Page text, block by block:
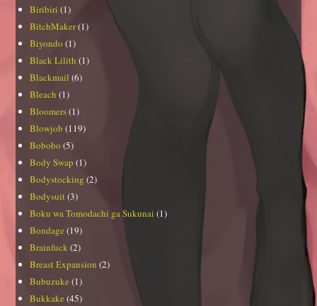
Biribiri (1)
BitchMaker(1)
Biyondo (1)
Black Lilith (1)
Blackmail (6)
Bleach (1)
Bloomers(1)
Blowjob (119)
Bobobo (5)
Body Swap (1)
Bodystocking (2)
Bodysuit (3)
Boku wa Tomodachi ga Sukunai (1)
Bondage (19)
Brainfuck (2)
Breast Expansion (2)
Bubuzuke (1)
Bukkake (45)